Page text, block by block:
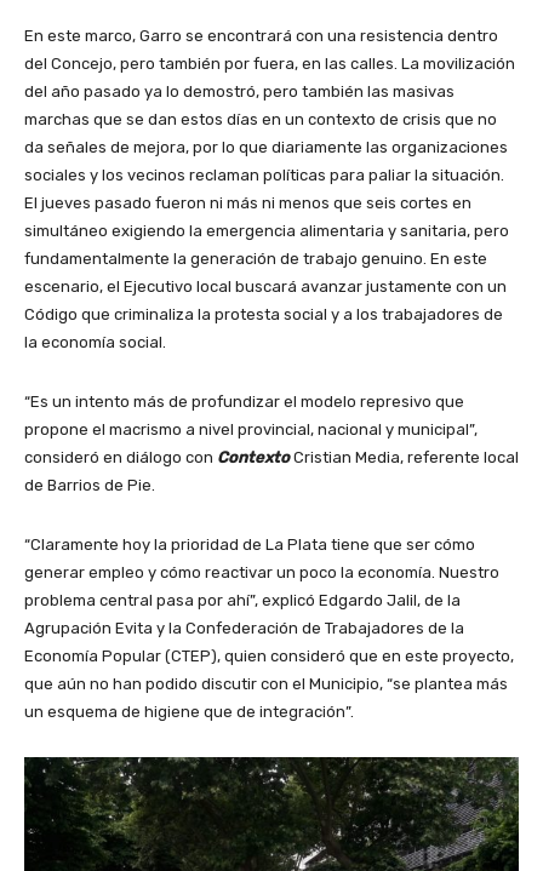
En este marco, Garro se encontrará con una resistencia dentro
del Concejo, pero también por fuera, en las calles. La movilización
del año pasado ya lo demostró, pero también las masivas
marchas que se dan estos días en un contexto de crisis que no
da señales de mejora, por lo que diariamente las organizaciones
sociales y los vecinos reclaman políticas para paliar la situación.
El jueves pasado fueron ni más ni menos que seis cortes en
simultáneo exigiendo la emergencia alimentaria y sanitaria, pero
fundamentalmente la generación de trabajo genuino. En este
escenario, el Ejecutivo local buscará avanzar justamente con un
Código que criminaliza la protesta social y a los trabajadores de
la economía social.
“Es un intento más de profundizar el modelo represivo que
propone el macrismo a nivel provincial, nacional y municipal”,
consideró en diálogo con ContextoCristian Media, referente local
de Barrios de Pie.
“Claramente hoy la prioridad de La Plata tiene que ser cómo
generar empleo y cómo reactivar un poco la economía. Nuestro
problema central pasa por ahí”, explicó Edgardo Jalil, de la
Agrupación Evita y la Confederación de Trabajadores de la
Economía Popular (CTEP), quien consideró que en este proyecto,
que aún no han podido discutir con el Municipio, “se plantea más
un esquema de higiene que de integración”.